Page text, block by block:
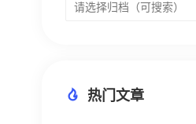
热门文章